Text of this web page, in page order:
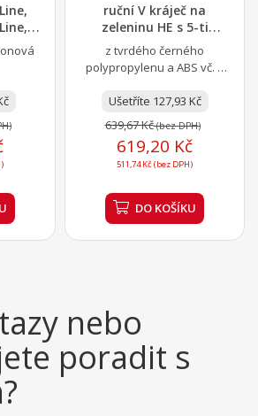
ruční V kráječ na
zeleninu HE s 5-ti
nádstavci černý
z tvrdého černého
polypropylenu a ABS vč. 5
čepelí. Skládací stojan s...
Ušetříte 127,93 Kč
639,67 Kč(bez DPH)
619,20 Kč
511,74 Kč (bez DPH)
DO KOŠÍKU
nebo
poradit s